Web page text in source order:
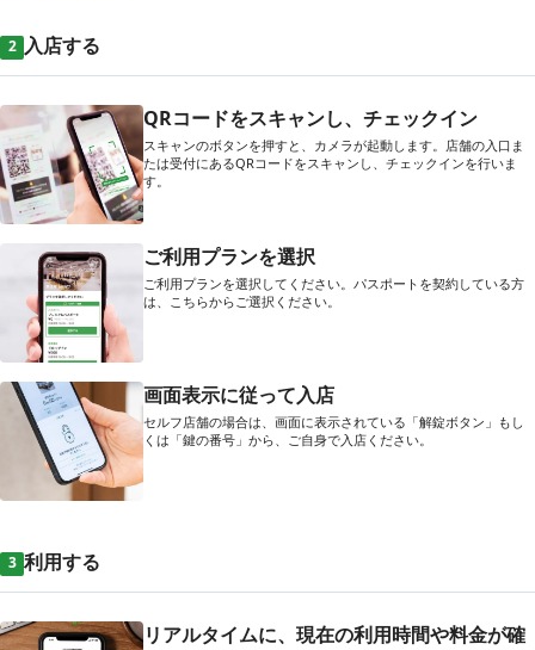
2 入店する
QRコードをスキャンし、チェックイン
スキャンのボタンを押すと、カメラが起動します。店舗の入口ま
たは受付にあるQRコードをスキャンし、チェックインを行いま
す。
ご利用プランを選択
ご利用プランを選択してください。パスポートを契約している方
は、こちらからご選択ください。
画面表示に従って入店
セルフ店舗の場合は、画面に表示されている「解錠ボタン」もし
くは「鍵の番号」から、ご自身で入店ください。
3 利用する
リアルタイムに、現在の利用時間や料金が確